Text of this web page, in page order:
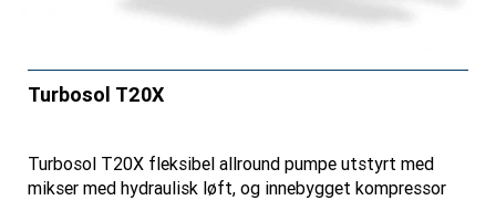
Turbosol T20X
Turbosol T20X fleksibel allround pumpe utstyrt med
mikser med hydraulisk løft, og innebygget kompressor